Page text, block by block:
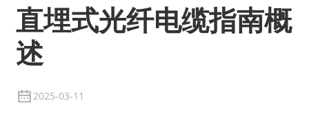
直埋式光纤电缆指南概
述
2025-03-11